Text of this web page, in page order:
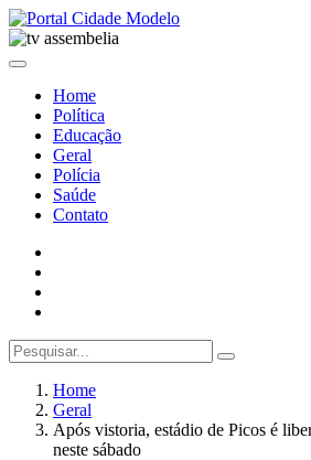
Home
Política
Educação
Geral
Polícia
Saúde
Contato
Home
Geral
Após vistoria, estádio de Picos é
neste sábado